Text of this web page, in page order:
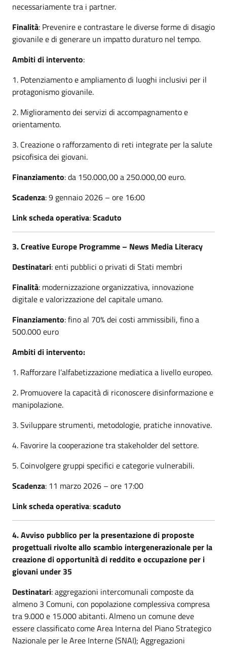
necessariamente tra i partner.
Finalità: Prevenire e contrastare le diverse forme di disagio
giovanile e di generare un impatto duraturo nel tempo.
Ambiti di intervento:
1. Potenziamento e ampliamento di luoghi inclusivi per il
protagonismo giovanile.
2. Miglioramento dei servizi di accompagnamento e
orientamento.
3. Creazione o rafforzamento di reti integrate per la salute
psicofisica dei giovani.
Finanziamento: da 150.000,00 a 250.000,00 euro.
Scadenza: 9 gennaio 2026 – ore 16:00
Link scheda operativa:Scaduto
3. Creative Europe Programme – News Media Literacy
Destinatari: enti pubblici o privati di Stati membri
Finalità: modernizzazione organizzativa, innovazione
digitale e valorizzazione del capitale umano.
Finanziamento: fino al 70% dei costi ammissibili, fino a
500.000 euro
Ambiti di intervento:
1. Rafforzare l’alfabetizzazione mediatica a livello europeo.
2. Promuovere la capacità di riconoscere disinformazione e
manipolazione.
3. Sviluppare strumenti, metodologie, pratiche innovative.
4. Favorire la cooperazione tra stakeholder del settore.
5. Coinvolgere gruppi specifici e categorie vulnerabili.
Scadenza: 11 marzo 2026 – ore 17:00
Link scheda operativa:scaduto
4. Avviso pubblico per la presentazione di proposte
progettuali rivolte allo scambio intergenerazionale per la
creazione di opportunità di reddito e occupazione per i
giovani under 35
Destinatari: aggregazioni intercomunali composte da
almeno 3 Comuni, con popolazione complessiva compresa
tra 9.000 e 15.000 abitanti. Almeno un comune deve
essere classificato come Area Interna del Piano Strategico
Nazionale per le Aree Interne (SNAI); Aggregazioni